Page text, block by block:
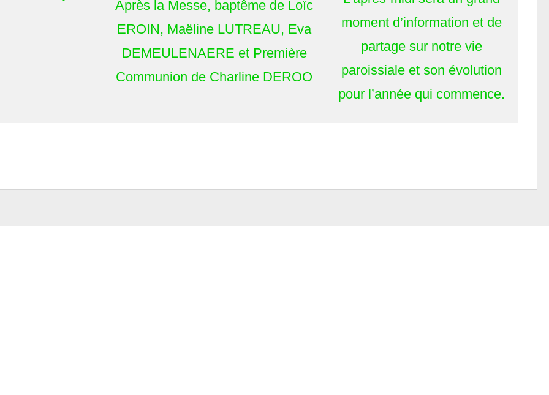
Après la Messe, baptême de Loïc
EROIN, Maëline LUTREAU, Eva
DEMEULENAERE et Première
Communion de Charline DEROO
moment d’information et de
partage sur notre vie
paroissiale et son évolution
pour l’année qui commence.